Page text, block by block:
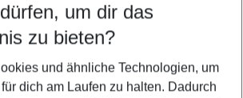
5-8 Nächte
Keine Kinder
um dir das
zu bieten?
und ähnliche Technologien, um
dich am Laufen zu halten. Dadurch